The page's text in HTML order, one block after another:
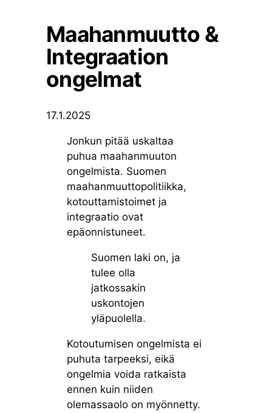
Maahanmuutto &
Integraation
ongelmat
17.1.2025
Jonkun pitää uskaltaa
puhua maahanmuuton
ongelmista. Suomen
maahanmuuttopolitiikka,
kotouttamistoimet ja
integraatio ovat
epäonnistuneet.
Suomen laki on, ja
tulee olla
jatkossakin
uskontojen
yläpuolella.
Kotoutumisen ongelmista ei
puhuta tarpeeksi, eikä
ongelmia voida ratkaista
ennen kuin niiden
olemassaolo on myönnetty.